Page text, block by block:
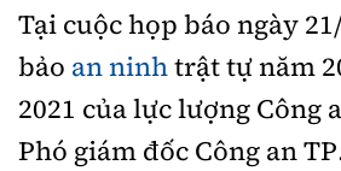
thông
dựng
Khám phá
Lối sống
Ẩm thực
Tại cuộc họp báo ngày
bảo an ninhtrật tự năm
2021 của lực lượng Công
Phó giám đốc Công an